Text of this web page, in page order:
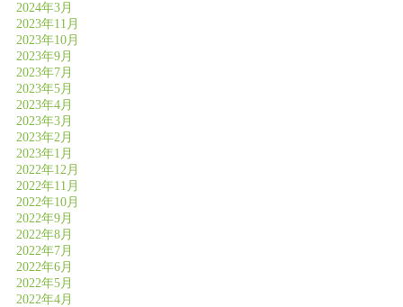
2024年3月
2023年11月
2023年10月
2023年9月
2023年7月
2023年5月
2023年4月
2023年3月
2023年2月
2023年1月
2022年12月
2022年11月
2022年10月
2022年9月
2022年8月
2022年7月
2022年6月
2022年5月
2022年4月